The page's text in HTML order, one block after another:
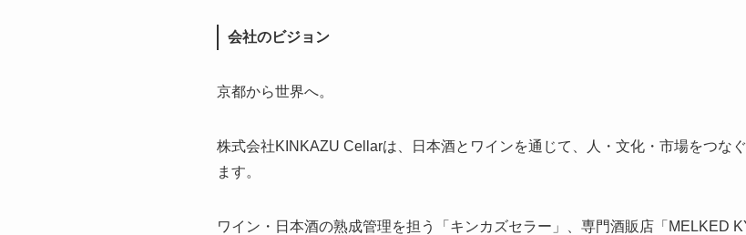
会社のビジョン
京都から世界へ。
株式会社KINKAZU Cellarは、日本酒とワインを通じて、人・文化・市場をつな
ます。
ワイン・日本酒の熟成管理を担う「キンカズセラー」、専門酒販店「MELKED